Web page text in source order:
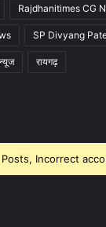
Rajdhanitimes CG
SP Divyang
रायगढ़
Incorrect